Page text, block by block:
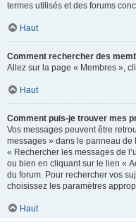
termes utilisés et des forums
Haut
Comment rechercher des
Allez sur la page « Membres »,
Haut
Comment puis-je trouver mes
Vos messages peuvent être
messages » dans le panneau de
« Rechercher les messages de
ou bien en cliquant sur le lien «
du forum. Pour rechercher vos
choisissez les paramètres
Haut